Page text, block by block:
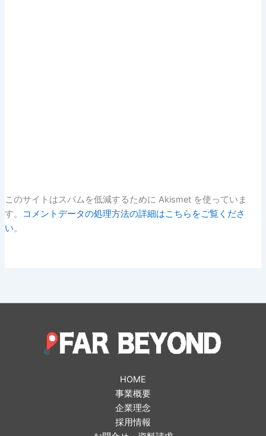
このサイトはスパムを低減するために Akismet を使っていま
す。
コメントデータの処理方法の詳細はこちらをご覧くださ
い。
HOME
事業概要
企業理念
採用情報